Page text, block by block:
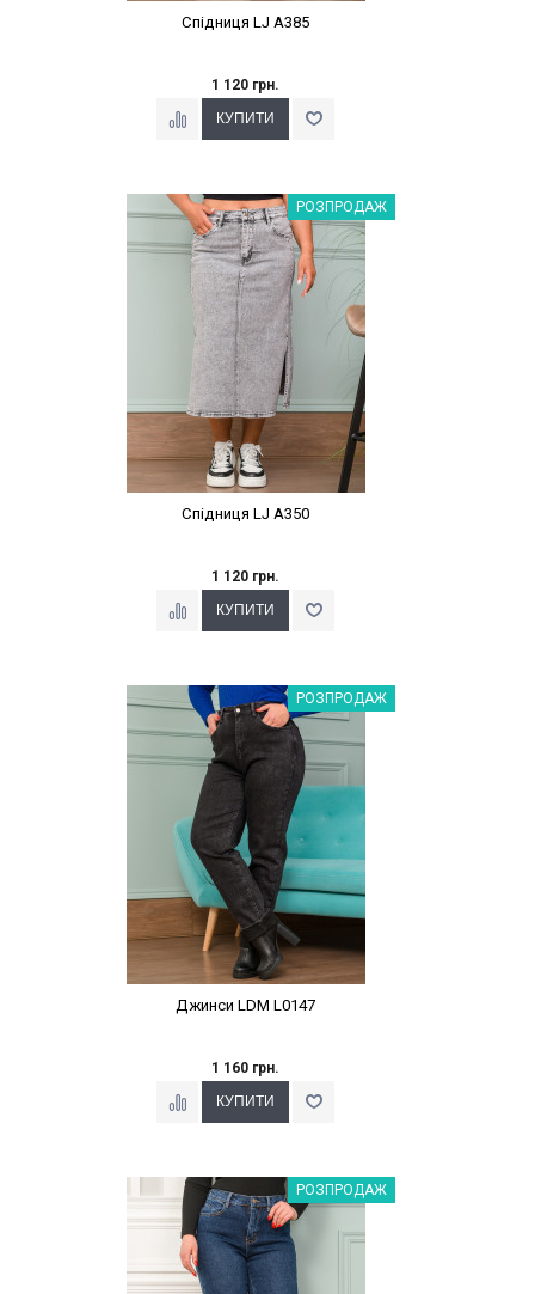
Спідниця LJ A385
1 120 грн.
Наклейки Варіант з %РОЗПРОДАЖ
Спідниця LJ A350
1 120 грн.
Наклейки Варіант з %РОЗПРОДАЖ
Джинси LDM L0147
1 160 грн.
Наклейки Варіант з %РОЗПРОДАЖ